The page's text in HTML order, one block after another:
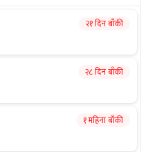
२१ दिन बाँकी
२८ दिन बाँकी
१ महिना बाँकी